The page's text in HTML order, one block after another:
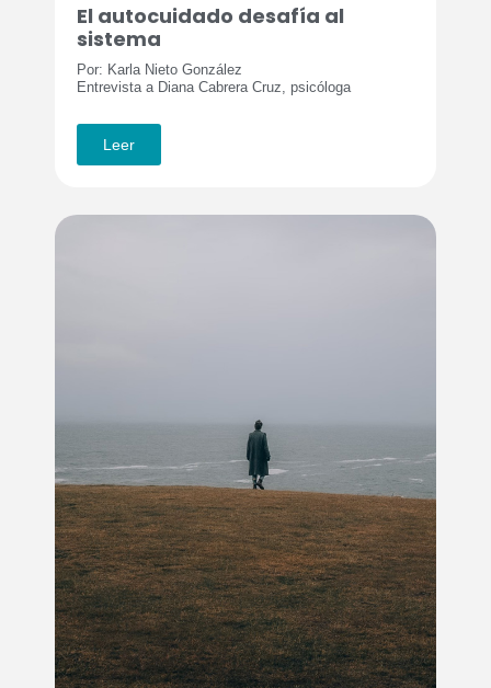
El autocuidado desafía al
sistema
Por: Karla Nieto González
Entrevista a Diana Cabrera Cruz, psicóloga
Leer